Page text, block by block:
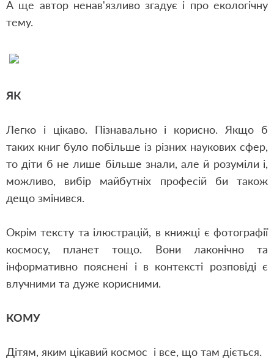
А ще автор ненав'язливо згадує і про екологічну
тему.
ЯК
Легко і цікаво. Пізнавально і корисно. Якщо б
таких книг було побільше із різних наукових сфер,
то діти б не лише більше знали, але й розуміли і,
можливо, вибір майбутніх професій би також
дещо змінився.
Окрім тексту та ілюстрацій, в книжці є фотографії
космосу, планет тощо. Вони лаконічно та
інформативно пояснені і в контексті розповіді є
влучними та дуже корисними.
КОМУ
Дітям, яким цікавий космос і все, що там діється.